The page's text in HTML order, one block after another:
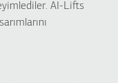
AI-Lifts